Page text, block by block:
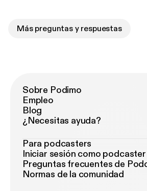
Más preguntas y respuestas
Sobre Podimo
Empleo
Blog
¿Necesitas ayuda?
Para podcasters
Iniciar sesión como podcaster
Preguntas frecuentes de
Normas de la comunidad